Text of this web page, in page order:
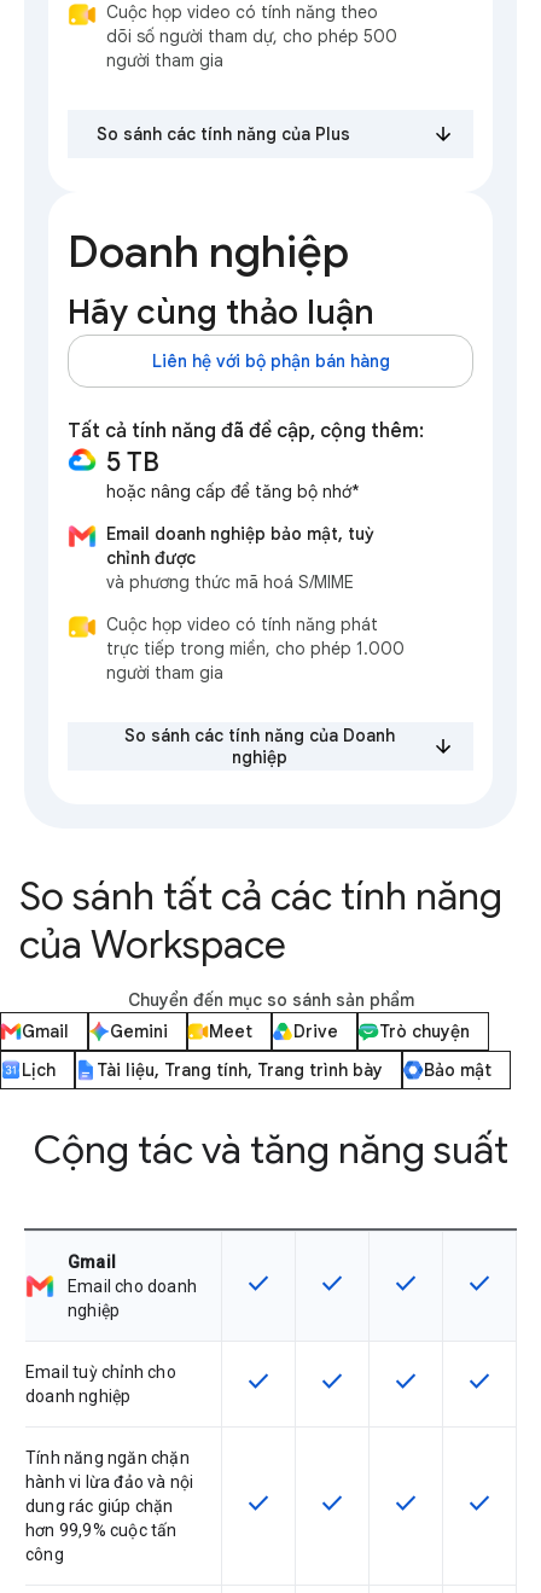
Cuộc họp video có tính năng theo
dõi số người tham dự, cho phép 500
người tham gia
So sánh các tính năng của Plus
Doanh nghiệp
Hãy cùng thảo luận
Liên hệ với bộ phận bán hàng
Tất cả tính năng đã đề cập, cộng thêm:
5 TB
hoặc nâng cấp để tăng bộ nhớ*
Email doanh nghiệp bảo mật, tuỳ
chỉnh được
và phương thức mã hoá S/MIME
Cuộc họp video có tính năng phát
trực tiếp trong miền, cho phép 1.000
người tham gia
So sánh các tính năng của Doanh
nghiệp
So sánh tất cả các tính năng
của Workspace
Chuyển đến mục so sánh sản phẩm
Gmail
Gemini Meet Drive
Trò chuyện
Lịch
Tài liệu, Trang tính, Trang trình bày Bảo mật
Cộng tác và tăng năng suất
Gmail
Email cho doanh
nghiệp
SKU có hỗ trợ tính năng này
check SKU có hỗ trợ tính năng
check SKU có hỗ trợ
check SKU có
check
Email tuỳ chỉnh cho
doanh nghiệp
SKU có hỗ trợ tính năng này
check SKU có hỗ trợ tính năng
check SKU có hỗ trợ
check SKU có
check
Tính năng ngăn chặn
hành vi lừa đảo và nội
dung rác giúp chặn
hơn 99,9% cuộc tấn
công
SKU có hỗ trợ tính năng này
check SKU có hỗ trợ tính năng
check SKU có hỗ trợ
check SKU có
check